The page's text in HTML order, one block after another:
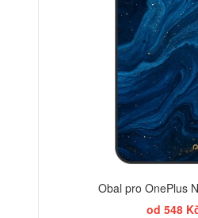
Obal pro OnePlus
od 548